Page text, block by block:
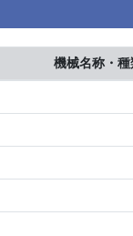
機械名称・種